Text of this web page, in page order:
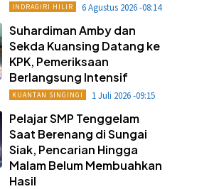
INDRAGIRI HILIR 6 Agustus 2026 -08:14
Suhardiman Amby dan
Sekda Kuansing Datang ke
KPK, Pemeriksaan
Berlangsung Intensif
KUANTAN SINGINGI 1 Juli 2026 -09:15
Pelajar SMP Tenggelam
Saat Berenang di Sungai
Siak, Pencarian Hingga
Malam Belum Membuahkan
Hasil